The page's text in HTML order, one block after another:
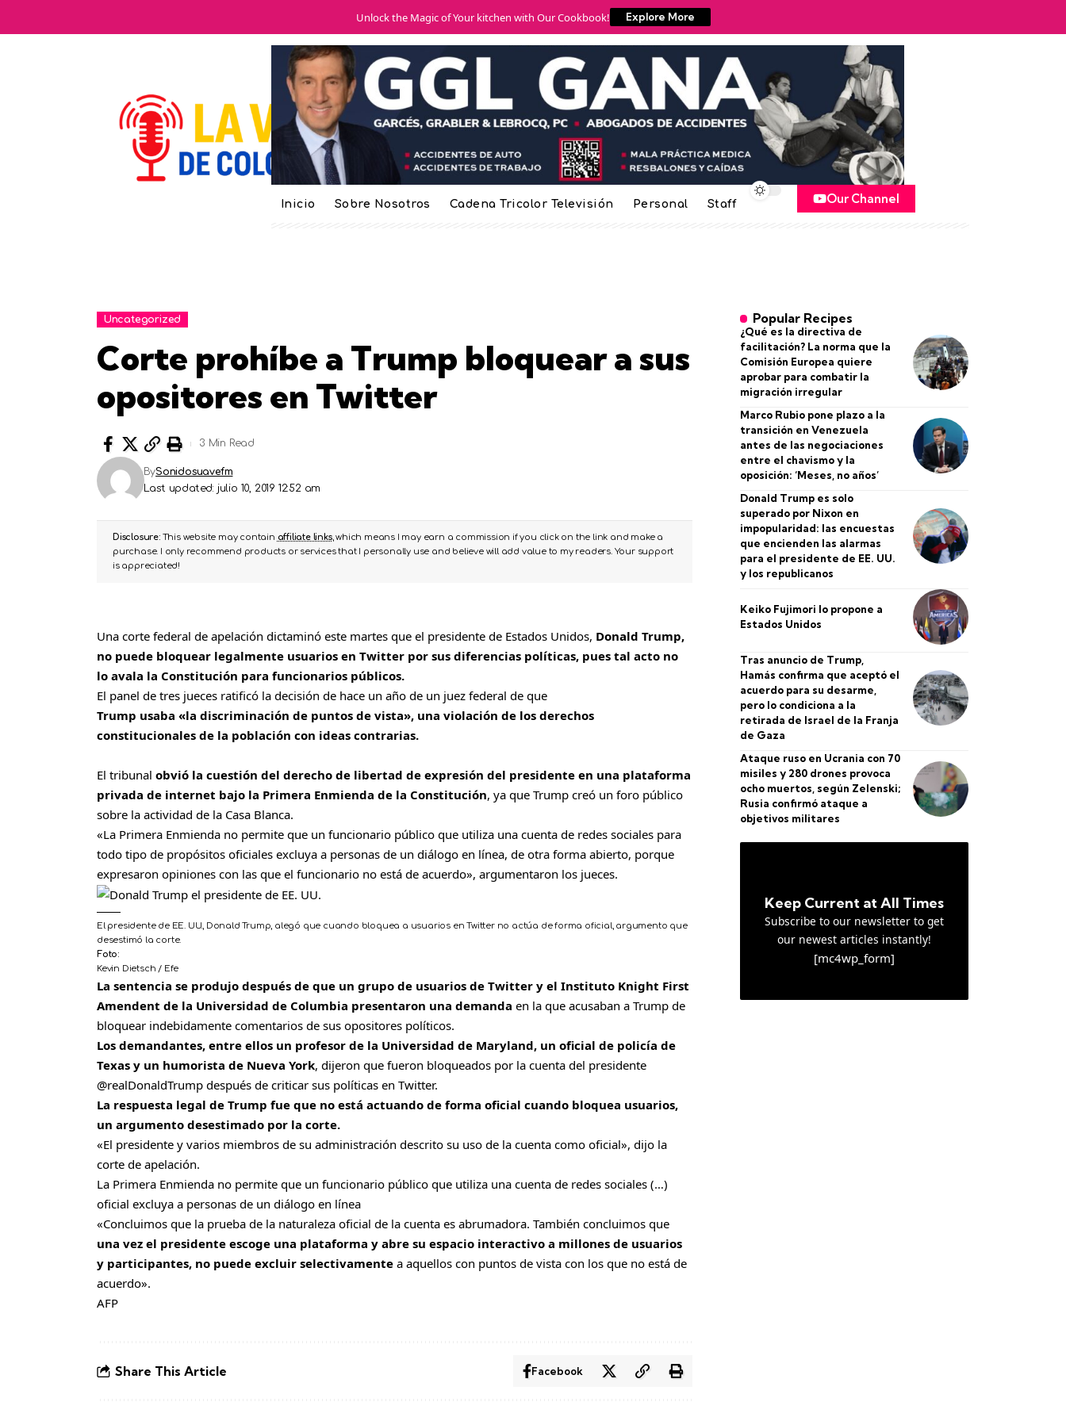
Unlock the Magic of Your kitchen with Our Cookbook! Explore More
Inicio Sobre Nosotros Cadena Tricolor Televisión Personal Staff Our Channel
Uncategorized
Corte prohíbe a Trump bloquear a sus
opositores en Twitter
Last updated: julio 10, 2019 12:52 am
BySonidosuavefm
3 Min Read
Disclosure:This website may contain affiliate links, which means I may earn a commission if you click on the link and make a
purchase. I only recommend products or services that I personally use and believe will add value to my readers. Your support
is appreciated!
Una corte federal de apelación dictaminó este martes que el presidente de Estados Unidos, Donald Trump,
no puede bloquear legalmente usuarios en Twitter por sus diferencias políticas, pues tal acto no
lo avala la Constitución para funcionarios públicos.
El panel de tres jueces ratificó la decisión de hace un año de un juez federal de que
Trump usaba «la discriminación de puntos de vista», una violación de los derechos
constitucionales de la población con ideas contrarias.
El tribunal obvió la cuestión del derecho de libertad de expresión del presidente en una plataforma
privada de internet bajo la Primera Enmienda de la Constitución, ya que Trump creó un foro público
sobre la actividad de la Casa Blanca.
«La Primera Enmienda no permite que un funcionario público que utiliza una cuenta de redes sociales para
todo tipo de propósitos oficiales excluya a personas de un diálogo en línea, de otra forma abierto, porque
expresaron opiniones con las que el funcionario no está de acuerdo», argumentaron los jueces.
El presidente de EE. UU., Donald Trump, alegó que cuando bloquea a usuarios en Twitter no actúa de forma oficial, argumento que
desestimó la corte.
Foto:
Kevin Dietsch / Efe
La sentencia se produjo después de que un grupo de usuarios de Twitter y el Instituto Knight First
Amendent de la Universidad de Columbia presentaron una demanda en la que acusaban a Trump de
bloquear indebidamente comentarios de sus opositores políticos.
Los demandantes, entre ellos un profesor de la Universidad de Maryland, un oficial de policía de
Texas y un humorista de Nueva York, dijeron que fueron bloqueados por la cuenta del presidente
@realDonaldTrump después de criticar sus políticas en Twitter.
La respuesta legal de Trump fue que no está actuando de forma oficial cuando bloquea usuarios,
un argumento desestimado por la corte.
«El presidente y varios miembros de su administración descrito su uso de la cuenta como oficial», dijo la
corte de apelación.
La Primera Enmienda no permite que un funcionario público que utiliza una cuenta de redes sociales (…)
oficial excluya a personas de un diálogo en línea
«Concluimos que la prueba de la naturaleza oficial de la cuenta es abrumadora. También concluimos que
una vez el presidente escoge una plataforma y abre su espacio interactivo a millones de usuarios
y participantes, no puede excluir selectivamente a aquellos con puntos de vista con los que no está de
acuerdo».
AFP
Share This Article Facebook
Popular Recipes
¿Qué es la directiva de
facilitación? La norma que la
Comisión Europea quiere
aprobar para combatir la
migración irregular
Marco Rubio pone plazo a la
transición en Venezuela
antes de las negociaciones
entre el chavismo y la
oposición: ‘Meses, no años’
Donald Trump es solo
superado por Nixon en
impopularidad: las encuestas
que encienden las alarmas
para el presidente de EE. UU.
y los republicanos
Keiko Fujimori lo propone a
Estados Unidos
Tras anuncio de Trump,
Hamás confirma que aceptó el
acuerdo para su desarme,
pero lo condiciona a la
retirada de Israel de la Franja
de Gaza
Ataque ruso en Ucrania con 70
misiles y 280 drones provoca
ocho muertos, según Zelenski;
Rusia confirmó ataque a
objetivos militares
Keep Current at All Times
Subscribe to our newsletter to get
our newest articles instantly!
[mc4wp_form]